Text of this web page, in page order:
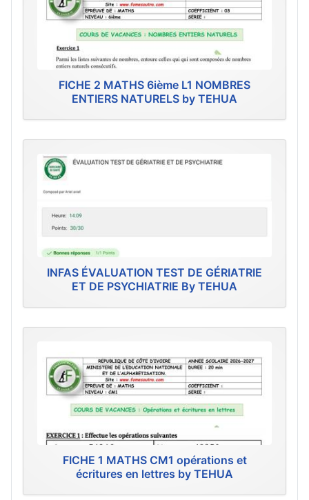
FICHE 2 MATHS 6ième L1 NOMBRES
ENTIERS NATURELS by TEHUA
INFAS ÉVALUATION TEST DE GÉRIATRIE
ET DE PSYCHIATRIE By TEHUA
FICHE 1 MATHS CM1 opérations et
écritures en lettres by TEHUA